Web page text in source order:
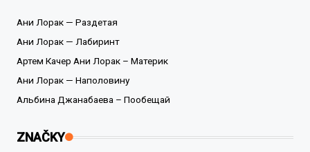
Ани Лорак — Раздетая
Ани Лорак — Лабиринт
Артем Качер Ани Лорак – Материк
Ани Лорак — Наполовину
Альбина Джанабаева – Пообещай
ZNAČKY